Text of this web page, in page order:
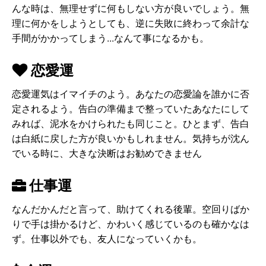
んな時は、無理せずに何もしない方が良いでしょう。無
理に何かをしようとしても、逆に失敗に終わって余計な
手間がかかってしまう...なんて事になるかも。
恋愛運
恋愛運気はイマイチのよう。あなたの恋愛論を誰かに否
定されるよう。告白の準備まで整っていたあなたにして
みれば、泥水をかけられたも同じこと。ひとまず、告白
は白紙に戻した方が良いかもしれません。気持ちが沈ん
でいる時に、大きな決断はお勧めできません
仕事運
なんだかんだと言って、助けてくれる後輩。空回りばか
りで手は掛かるけど、かわいく感じているのも確かなは
ず。仕事以外でも、友人になっていくかも。